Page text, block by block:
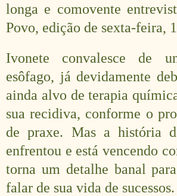
longa e comovente
Povo, edição de sexta-feira,
Ivonete convalesce de
esôfago, já devidamente
ainda alvo de terapia
sua recidiva, conforme o
de praxe. Mas a história
enfrentou e está vencendo
torna um detalhe banal
falar de sua vida de sucessos.